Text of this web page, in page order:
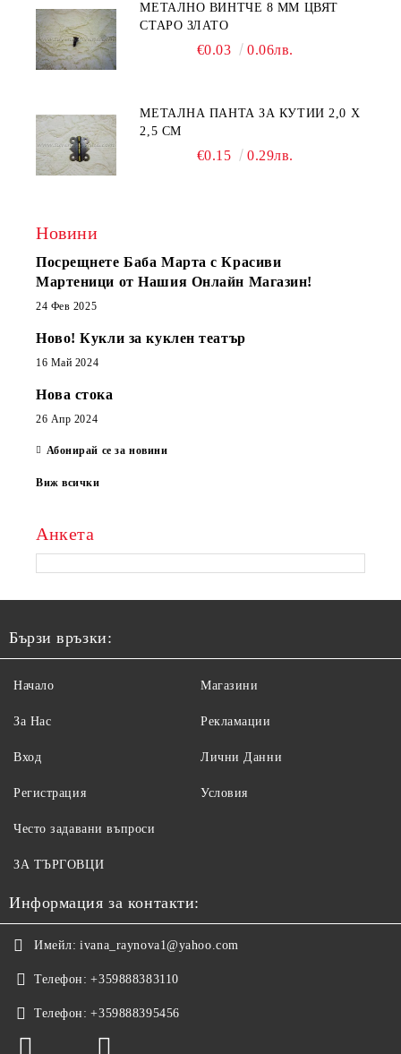
МЕТАЛНО ВИНТЧЕ 8 ММ ЦВЯТ
СТАРО ЗЛАТО
€0.03 0.06лв.
МЕТАЛНА ПАНТА ЗА КУТИИ 2,0 Х
2,5 СМ
€0.15 0.29лв.
Новини
Посрещнете Баба Марта с Красиви
Мартеници от Нашия Онлайн Магазин!
24 Фев 2025
Ново! Кукли за куклен театър
16 Май 2024
Нова стока
26 Апр 2024
Абонирай се за новини
Виж всички
Анкета
Бързи връзки:
Начало
За Нас
Вход
Регистрация
Магазини
Рекламации
Лични Данни
Условия
Често задавани въпроси
ЗА ТЪРГОВЦИ
Информация за контакти:
Имейл: ivana_raynova1@yahoo.com
Телефон: +359888383110
Телефон: +359888395456